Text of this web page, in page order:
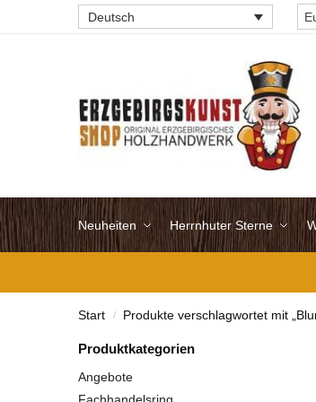
Deutsch
Neuheiten Herrnhuter Sterne
Start / Produkte verschlagwortet mit
Produktkategorien
Angebote